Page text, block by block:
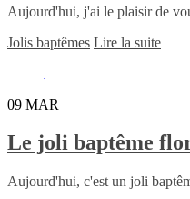
Aujourd'hui, j'ai le plaisir de
Jolis baptêmes Lire la suite
09 MAR
Le joli baptême
Aujourd'hui, c'est un joli